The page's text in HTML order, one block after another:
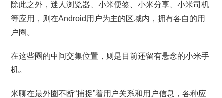
除此之外，迷人浏览器、小米便签、小米分享、小米司机
等应用，则在Android用户为主的区域内，拥有各自的用
户圈。
在这些圈的中间交集位置，则是目前还留有悬念的小米手
机。
米聊在最外圈不断“捕捉”着用户关系和用户信息，各种应